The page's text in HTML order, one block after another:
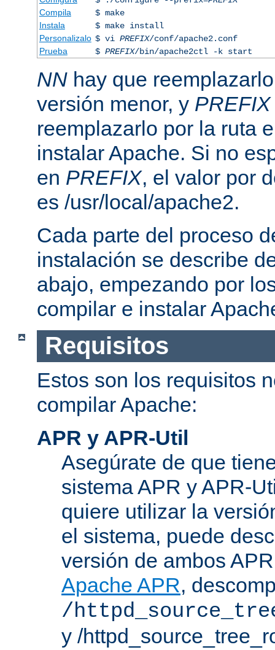
Compila
$ make
Instala
$ make install
Personalizalo $ vi PREFIX/conf/apache2.conf
Prueba
$ PREFIX/bin/apache2ctl -k start
NN hay que
versión menor, y PREFIX
reemplazarlo por la ruta
instalar Apache. Si no
en PREFIX, el valor por
es /usr/local/apache2.
Cada parte del proceso
instalación se describe
abajo, empezando por
compilar e instalar
Requisitos
Estos son los requisitos
compilar Apache:
APR y APR-Util
Asegúrate de que
sistema APR y APR-
quiere utilizar la
el sistema, puede
versión de ambos
Apache APR,
/
y /